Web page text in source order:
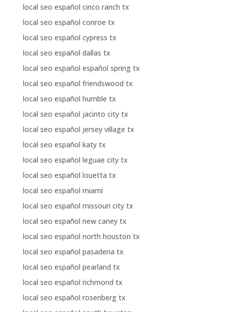
local seo español cinco ranch tx
local seo español conroe tx
local seo español cypress tx
local seo español dallas tx
local seo español español spring tx
local seo español friendswood tx
local seo español humble tx
local seo español jacinto city tx
local seo español jersey village tx
local seo español katy tx
local seo español leguae city tx
local seo español louetta tx
local seo español miami
local seo español missouri city tx
local seo español new caney tx
local seo español north houston tx
local seo español pasadena tx
local seo español pearland tx
local seo español richmond tx
local seo español rosenberg tx